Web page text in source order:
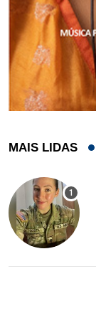
MAIS LIDAS